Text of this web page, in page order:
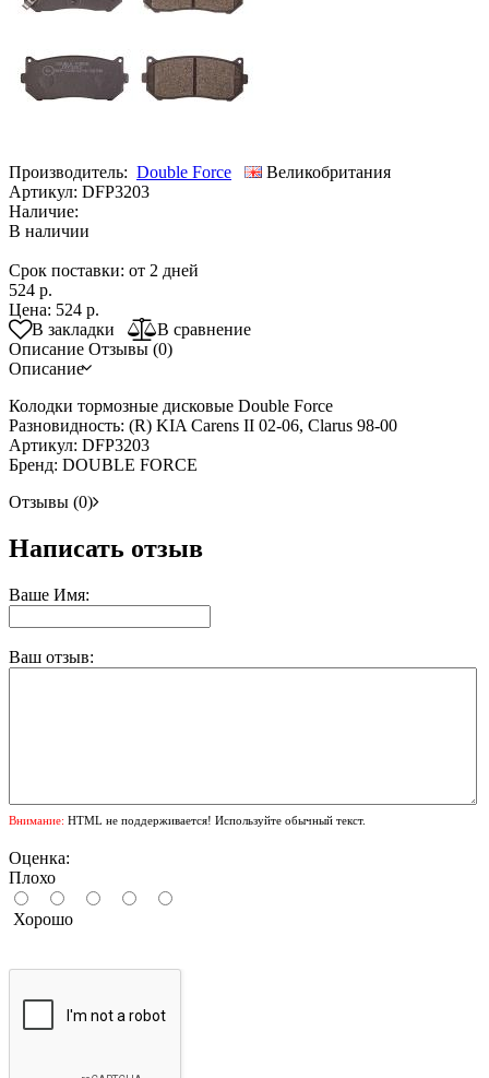
Производитель: Double Force
Великобритания
Артикул: DFP3203
Наличие:
В наличии
Срок поставки: от 2 дней
524 р.
Цена: 524 р.
В закладки
В сравнение
Описание Отзывы (0)
Описание
Колодки тормозные дисковые Double Force
Разновидность: (R) KIA Carens II 02-06, Clarus 98-00
Артикул: DFP3203
Бренд: DOUBLE FORCE
Отзывы (0)
Написать отзыв
Ваше Имя:
Ваш отзыв:
Внимание: HTML не поддерживается! Используйте обычный текст.
Оценка:
Плохо
Хорошо